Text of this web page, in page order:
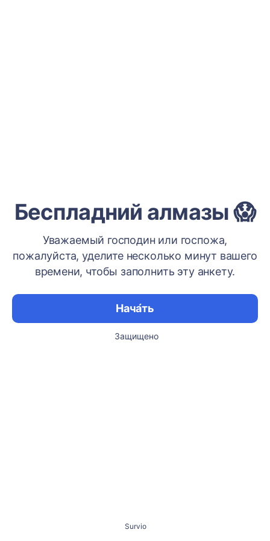
Беспладний алмазы 😱
Уважаемый господин или госпожа,
пожалуйста, уделите несколько минут вашего
времени, чтобы заполнить эту анкету.
Нача́ть
Защищено
Survio